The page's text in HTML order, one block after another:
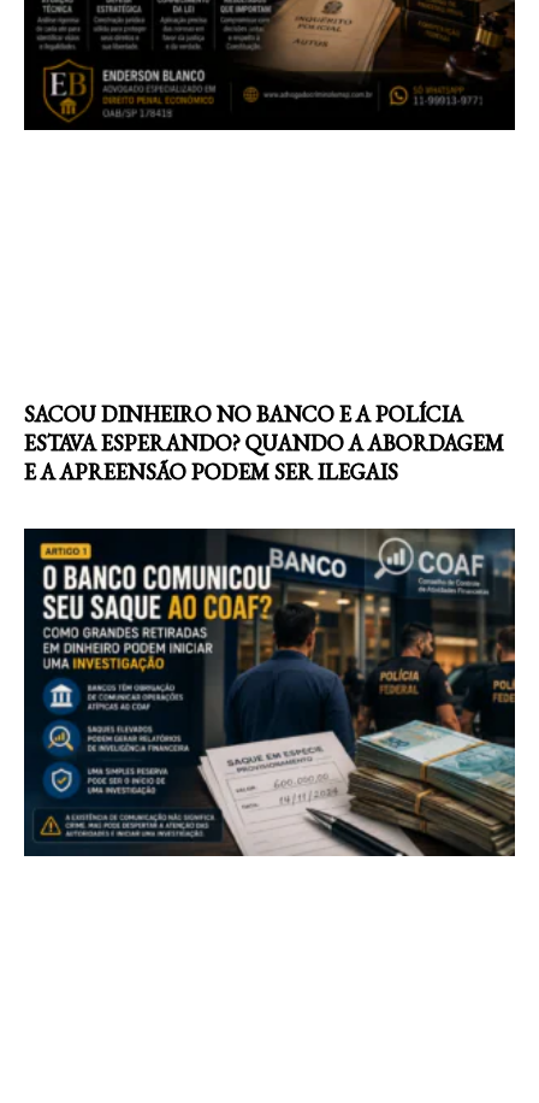
SACOU DINHEIRO NO BANCO E A POLÍCIA
ESTAVA ESPERANDO? QUANDO A ABORDAGEM
E A APREENSÃO PODEM SER ILEGAIS